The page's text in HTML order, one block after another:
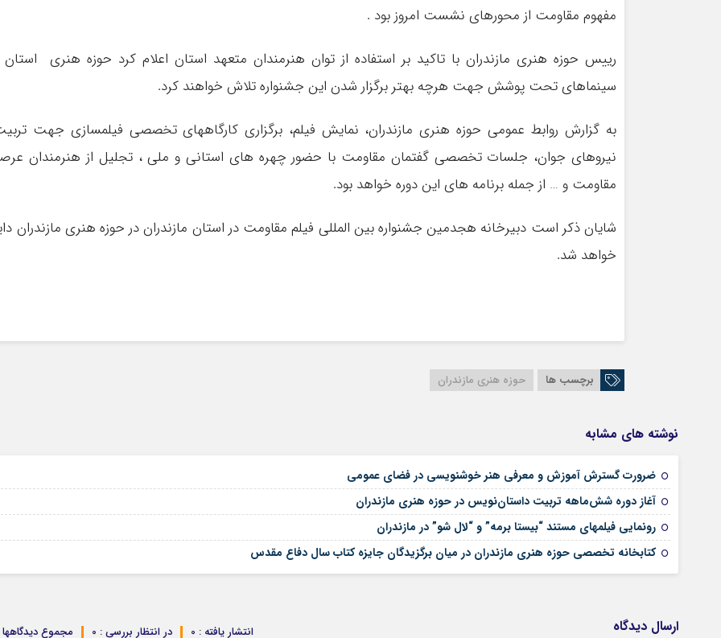
مفهوم مقاومت از محورهای نشست امروز بود .
رییس حوزه هنری مازندران با تاکید بر استفاده از توان هنرمندان متعهد استان اعلام کرد حوزه هنری استان
سینماهای تحت پوشش جهت هرچه بهتر برگزار شدن این جشنواره تلاش خواهند کرد.
به گزارش روابط عمومی حوزه هنری مازندران، نمایش فیلم، برگزاری کارگاههای تخصصی فیلمسازی جهت
نیروهای جوان، جلسات تخصصی گفتمان مقاومت با حضور چهره های استانی و ملی ، تجلیل از هنرمندان
مقاومت و … از جمله برنامه های این دوره خواهد بود.
شایان ذکر است دبیرخانه هجدمین جشنواره بین المللی فیلم مقاومت در استان مازندران در حوزه هنری مازندران
خواهد شد.
برچسب ها حوزه هنری مازندران
نوشته های مشابه
ضرورت گسترش آموزش و معرفی هنر خوشنویسی در فضای عمومی
آغاز دوره شش‌ماهه تربیت داستان‌نویس در حوزه هنری مازندران
رونمایی فیلمهای مستند “بیستا برمه” و “لال شو” در مازندران
کتابخانه تخصصی حوزه هنری مازندران در میان برگزیدگان جایزه کتاب سال دفاع مقدس
ارسال دیدگاه مجموع دیدگاهها : در انتظار بررسی : 0 انتشار یافته : 0